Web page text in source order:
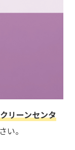
リーンセンタ
い。